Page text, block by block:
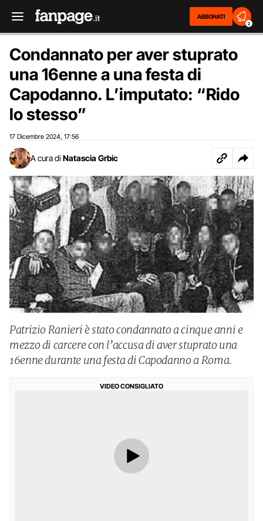
ABBONATI
2
Condannato per aver stuprato
una 16enne a una festa di
Capodanno. L’imputato: “Rido
lo stesso”
17 Dicembre 2024 17:56
A cura di Natascia Grbic
Patrizio Ranieri è stato condannato a cinque anni e
mezzo di carcere con l’accusa di aver stuprato una
16enne durante una festa di Capodanno a Roma.
VIDEO CONSIGLIATO